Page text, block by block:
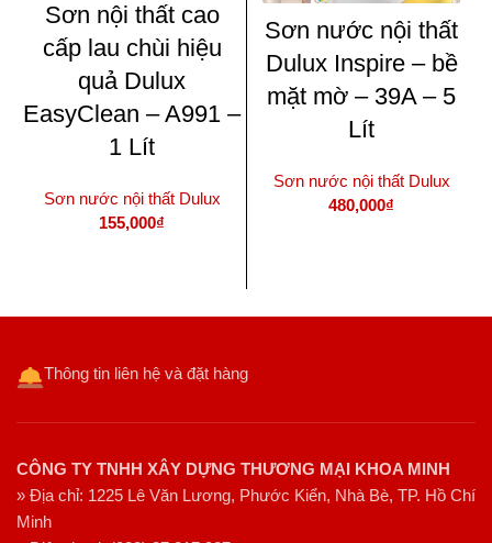
Sơn nội thất cao
cấp lau chùi hiệu
quả Dulux
EasyClean – A991 –
1 Lít
Sơn nước nội thất Dulux
155,000₫
Sơn nước nội thất
Dulux Inspire – bề
mặt mờ – 39A – 5
Lít
Sơn nước nội thất Dulux
480,000₫
Thông tin liên hệ và đặt hàng
CÔNG TY TNHH XÂY DỰNG THƯƠNG MẠI KHOA MINH
» Địa chỉ: 1225 Lê Văn Lương, Phước Kiển, Nhà Bè, TP. Hồ Chí
Minh